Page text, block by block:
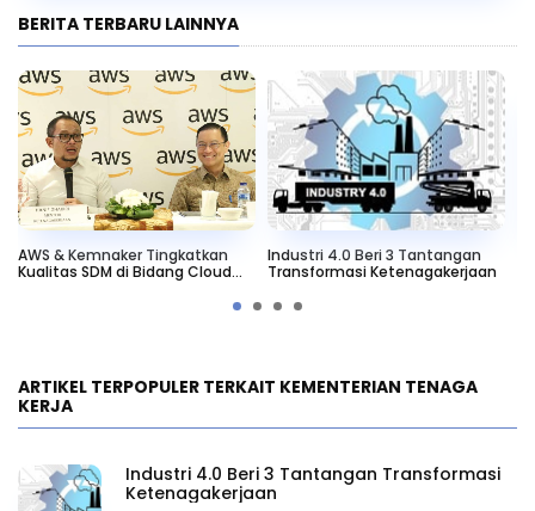
BERITA TERBARU LAINNYA
AWS & Kemnaker Tingkatkan
Kualitas SDM di Bidang Cloud
Industri 4.0 Beri 3 Tantangan
Transformasi Ketenagakerjaan
ARTIKEL TERPOPULER TERKAIT KEMENTERIAN TENAGA
KERJA
Industri 4.0 Beri 3 Tantangan Transformasi
Ketenagakerjaan